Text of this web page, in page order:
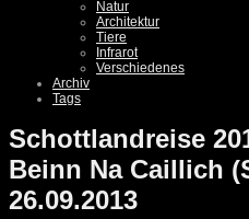
Natur
Architektur
Tiere
Infrarot
Verschiedenes
Archiv
Tags
Schottlandreise
Beinn Na Caillich
26.09.2013